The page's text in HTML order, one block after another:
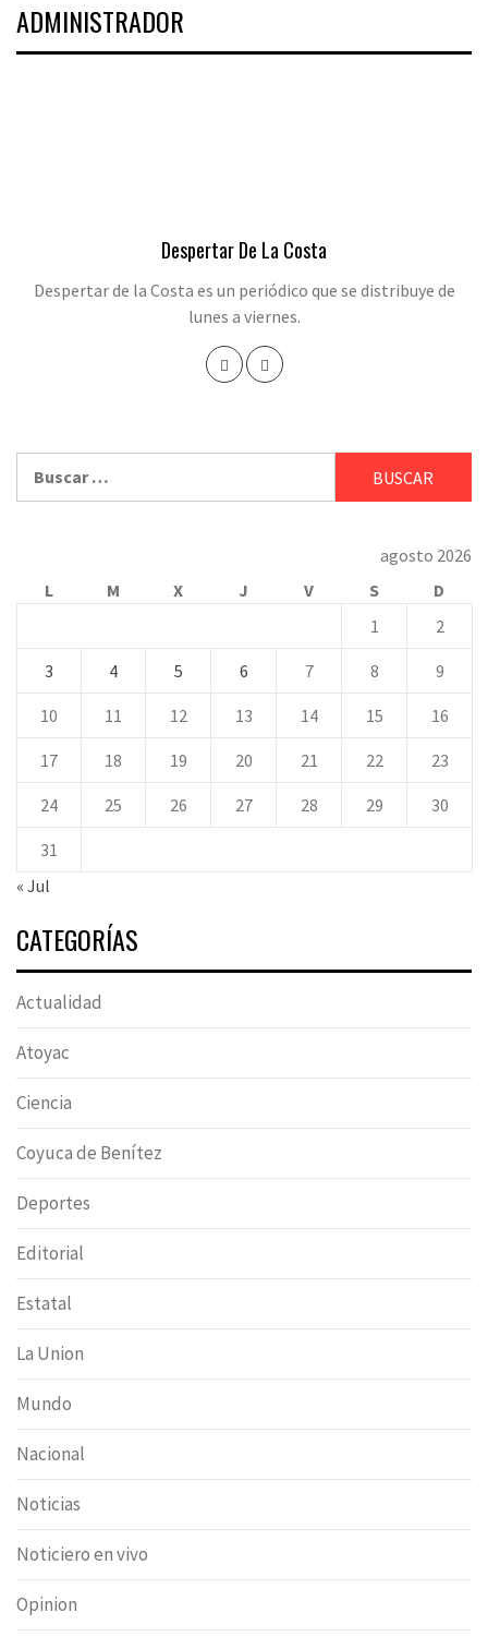
ADMINISTRADOR
Despertar De La Costa
Despertar de la Costa es un periódico que se distribuye de
lunes a viernes.
agosto 2026
L
M X J V S
D
1
2
3 4 5 6 7 8 9
10 11 12 13 14 15 16
17 18 19 20 21 22 23
24 25 26 27 28 29 30
31
« Jul
CATEGORÍAS
Actualidad
Atoyac
Ciencia
Coyuca de Benítez
Deportes
Editorial
Estatal
La Union
Mundo
Nacional
Noticias
Noticiero en vivo
Opinion